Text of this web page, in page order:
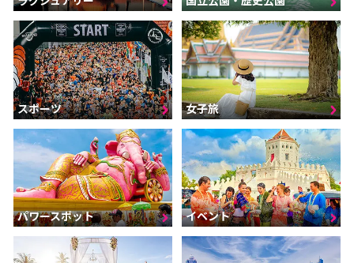
スポーツ 女子旅
パワースポット イベント